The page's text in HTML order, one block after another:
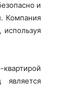
и
Компания